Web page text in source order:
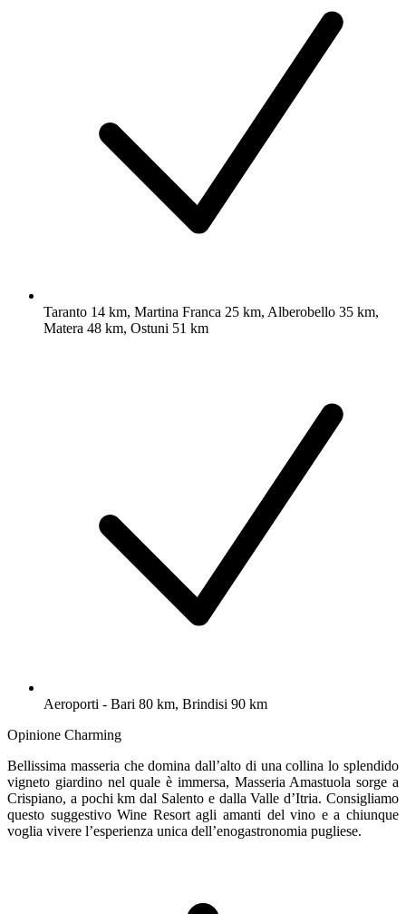
Taranto 14 km, Martina Franca 25 km, Alberobello 35 km,
Matera 48 km, Ostuni 51 km
Aeroporti - Bari 80 km, Brindisi 90 km
Opinione Charming
Bellissima masseria che domina dall’alto di una collina lo splendido
vigneto giardino nel quale è immersa, Masseria Amastuola sorge a
Crispiano, a pochi km dal Salento e dalla Valle d’Itria. Consigliamo
questo suggestivo Wine Resort agli amanti del vino e a chiunque
voglia vivere l’esperienza unica dell’enogastronomia pugliese.